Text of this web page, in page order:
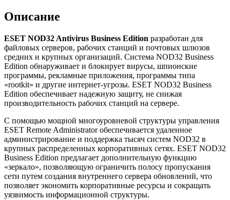
Описание
ESET NOD32 Antivirus Business Edition разработан для
файловых серверов, рабочих станций и почтовых шлюзов
средних и крупных организаций. Система NOD32 Business
Edition обнаруживает и блокирует вирусы, шпионские
программы, рекламные приложения, программы типа
«rootkit» и другие интернет-угрозы. ESET NOD32 Business
Edition обеспечивает надежную защиту, не снижая
производительность рабочих станций на сервере.
С помощью мощной многоуровневой структуры управления
ESET Remote Administrator обеспечивается удаленное
администрирование и поддержка тысяч систем NOD32 в
крупных распределенных корпоративных сетях. ESET NOD32
Business Edition предлагает дополнительную функцию
«зеркало», позволяющую ограничить полосу пропускания
сети путем создания внутреннего сервера обновлений, что
позволяет экономить корпоративные ресурсы и сокращать
уязвимость информационной структуры.